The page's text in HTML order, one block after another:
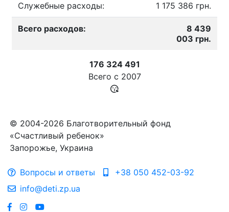
Служебные расходы: 1 175 386 грн.
Всего расходов:
8 439
003 грн.
176 324 491
Всего с 2007
© 2004-2026 Благотворительный фонд
«Счастливый ребенок»
Запорожье, Украина
Вопросы и ответы
+38 050 452-03-92
info@deti.zp.ua